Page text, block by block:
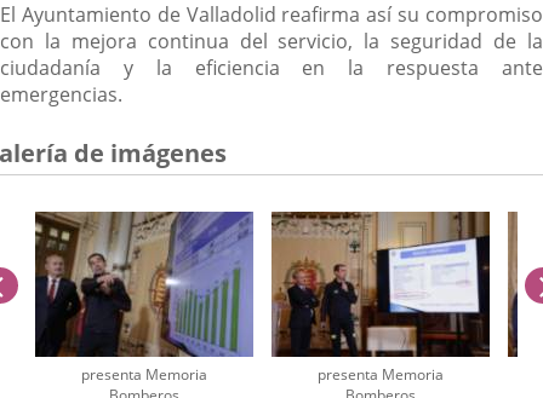
El Ayuntamiento de Valladolid reafirma así su compromiso
con la mejora continua del servicio, la seguridad de la
ciudadanía y la eficiencia en la respuesta ante
emergencias.
de imágenes
presenta Memoria
presenta Memoria
anterior